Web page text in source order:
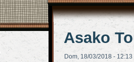
Asako
Dom, 18/03/2018 - 12:13